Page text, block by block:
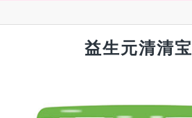
益生元清清宝